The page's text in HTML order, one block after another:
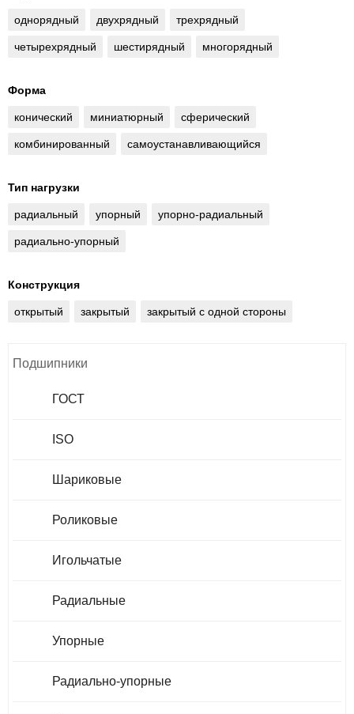
однорядный двухрядный трехрядный
четырехрядный шестирядный многорядный
Форма
конический миниатюрный сферический
комбинированный самоустанавливающийся
Тип нагрузки
радиальный упорный упорно-радиальный
радиально-упорный
Конструкция
открытый закрытый закрытый с одной стороны
Подшипники
ГОСТ
ISO
Шариковые
Роликовые
Игольчатые
Радиальные
Упорные
Радиально-упорные